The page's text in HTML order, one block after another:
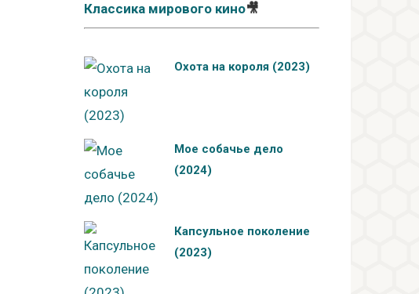
Классика мирового кино🎥
Охота на короля (2023)
Мое собачье дело
(2024)
Капсульное поколение
(2023)